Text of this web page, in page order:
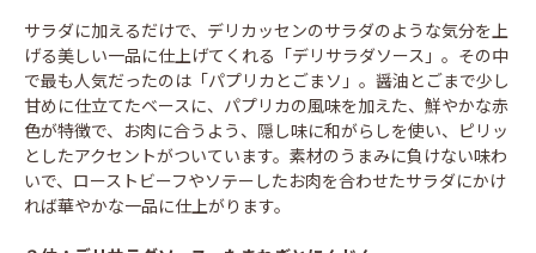
サラダに加えるだけで、デリカッセンのサラダのような気分を上
げる美しい一品に仕上げてくれる「デリサラダソース」。その中
で最も人気だったのは「パプリカとごまソ」。醤油とごまで少し
甘めに仕立てたベースに、パプリカの風味を加えた、鮮やかな赤
色が特徴で、お肉に合うよう、隠し味に和がらしを使い、ピリッ
としたアクセントがついています。素材のうまみに負けない味わ
いで、ローストビーフやソテーしたお肉を合わせたサラダにかけ
れば華やかな一品に仕上がります。